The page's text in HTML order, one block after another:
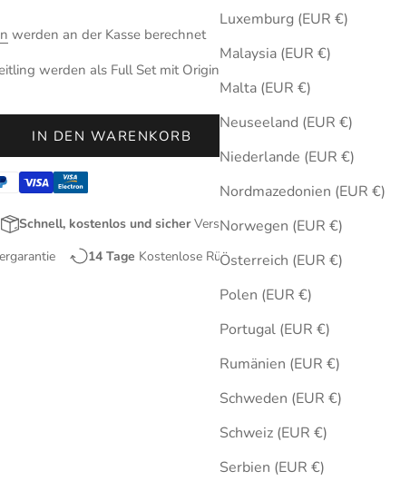
Luxemburg (EUR €)
Malaysia (EUR €)
Malta (EUR €)
Neuseeland (EUR €)
Niederlande (EUR €)
Nordmazedonien (EUR €)
Norwegen (EUR €)
Österreich (EUR €)
Polen (EUR €)
Portugal (EUR €)
Rumänien (EUR €)
Schweden (EUR €)
Schweiz (EUR €)
Serbien (EUR €)
werden an der Kasse berechnet
werden als Full Set mit Originalbox und Zertifikat des
IN DEN WARENKORB
Schnell, kostenlos und sicherVersand
14 Tage Kostenlose Rücksendungen